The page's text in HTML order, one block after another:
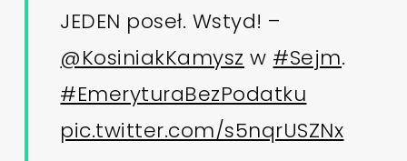
JEDEN poseł. Wstyd! –
@KosiniakKamysz w #Sejm.
#EmeryturaBezPodatku
pic.twitter.com/s5nqrUSZNx